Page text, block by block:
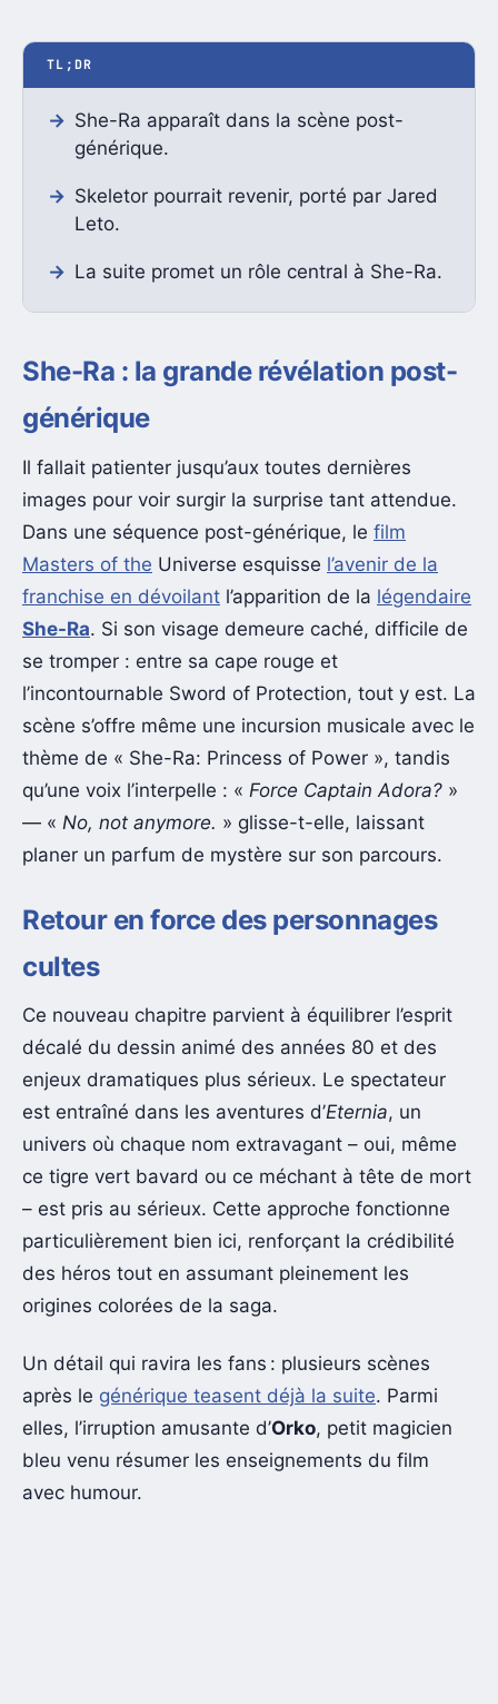
TL;DR
She-Ra apparaît dans la scène post-
générique.
Skeletor pourrait revenir, porté par Jared
Leto.
La suite promet un rôle central à She-Ra.
She-Ra : la grande révélation post-
générique
Il fallait patienter jusqu’aux toutes dernières
images pour voir surgir la surprise tant attendue.
Dans une séquence post-générique, le film
Masters of the Universe esquisse l’avenir de la
franchise en dévoilant l’apparition de la légendaire
She-Ra. Si son visage demeure caché, difficile de
se tromper : entre sa cape rouge et
l’incontournable Sword of Protection, tout y est. La
scène s’offre même une incursion musicale avec le
thème de « She-Ra: Princess of Power », tandis
qu’une voix l’interpelle : « Force Captain Adora? »
— « No, not anymore. » glisse-t-elle, laissant
planer un parfum de mystère sur son parcours.
Retour en force des personnages
cultes
Ce nouveau chapitre parvient à équilibrer l’esprit
décalé du dessin animé des années 80 et des
enjeux dramatiques plus sérieux. Le spectateur
est entraîné dans les aventures d’Eternia, un
univers où chaque nom extravagant – oui, même
ce tigre vert bavard ou ce méchant à tête de mort
– est pris au sérieux. Cette approche fonctionne
particulièrement bien ici, renforçant la crédibilité
des héros tout en assumant pleinement les
origines colorées de la saga.
Un détail qui ravira les fans : plusieurs scènes
après le générique teasent déjà la suite. Parmi
elles, l’irruption amusante d’Orko, petit magicien
bleu venu résumer les enseignements du film
avec humour.